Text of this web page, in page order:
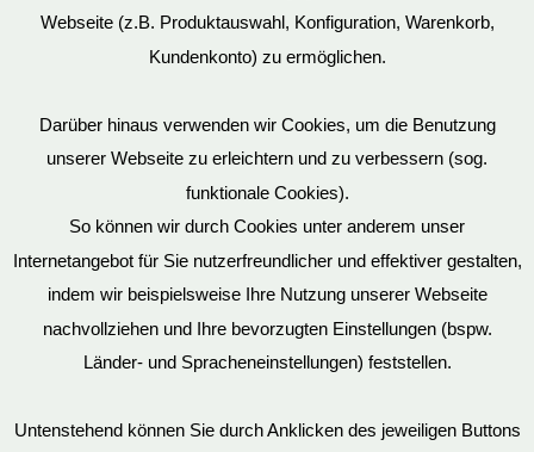
Datenschutz
Mein Konto
Webseite (z.B. Produktauswahl, Konfiguration, Warenkorb,
Kundenkonto) zu ermöglichen.
Darüber hinaus verwenden wir Cookies, um die Benutzung
unserer Webseite zu erleichtern und zu verbessern (sog.
funktionale Cookies).
So können wir durch Cookies unter anderem unser
Internetangebot für Sie nutzerfreundlicher und effektiver gestalten,
indem wir beispielsweise Ihre Nutzung unserer Webseite
nachvollziehen und Ihre bevorzugten Einstellungen (bspw.
Länder- und Spracheneinstellungen) feststellen.
Untenstehend können Sie durch Anklicken des jeweiligen Buttons